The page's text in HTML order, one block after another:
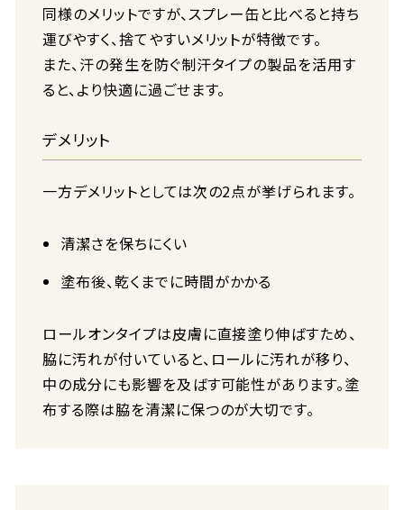
同様のメリットですが、スプレー缶と比べると持ち
運びやすく、捨てやすいメリットが特徴です。
また、汗の発生を防ぐ制汗タイプの製品を活用す
ると、より快適に過ごせます。
デメリット
一方デメリットとしては次の2点が挙げられます。
清潔さを保ちにくい
塗布後、乾くまでに時間がかかる
ロールオンタイプは皮膚に直接塗り伸ばすため、
脇に汚れが付いていると、ロールに汚れが移り、
中の成分にも影響を及ばす可能性があります。塗
布する際は脇を清潔に保つのが大切です。